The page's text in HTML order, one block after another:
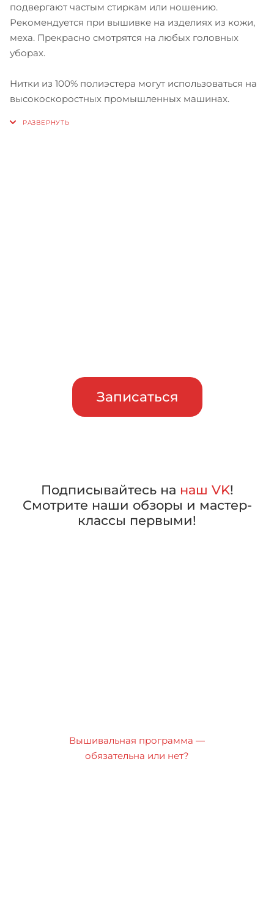
подвергают частым стиркам или ношению.
Рекомендуется при вышивке на изделиях из кожи,
меха. Прекрасно смотрятся на любых головных
уборах.
Нитки из 100% полиэстера могут использоваться на
высокоскоростных промышленных машинах.
Записаться
Подписывайтесь на наш VK!
Смотрите наши обзоры и мастер-
классы первыми!
Вышивальная программа —
обязательна или нет?